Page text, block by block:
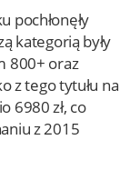
pochłonęły
kategorią były
800+ oraz
z tego tytułu na
6980 zł, co
z 2015